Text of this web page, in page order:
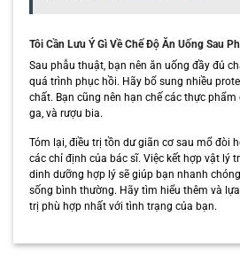
Tôi Cần Lưu Ý Gì Về Chế Độ Ăn Uống Sau
Sau phẫu thuật, bạn nên ăn uống đầy đủ
quá trình phục hồi. Hãy bổ sung nhiều
chất. Bạn cũng nên hạn chế các thực phẩm
ga, và rượu bia.
Tóm lại, điều trị tồn dư giãn cơ sau mổ đòi
các chỉ định của bác sĩ. Việc kết hợp vật lý
dinh dưỡng hợp lý sẽ giúp bạn nhanh
sống bình thường. Hãy tìm hiểu thêm và
trị phù hợp nhất với tình trạng của bạn.